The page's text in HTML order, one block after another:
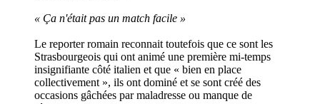
« Ça n'était pas un match facile »
Le reporter romain reconnait toutefois que ce sont les
Strasbourgeois qui ont animé une première mi-temps
insignifiante côté italien et que « bien en place
collectivement », ils ont dominé et se sont créé des
occasions gâchées par maladresse ou manque de